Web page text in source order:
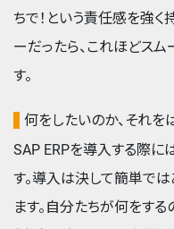
ちで！という責任感を強く
ーだったら、これほどス
す。
何をしたいのか、それを
SAP ERPを導入する際に
す。導入は決して簡単では
ます。自分たちが何をする